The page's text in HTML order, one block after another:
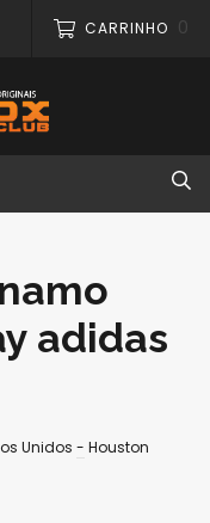
CARRINHO 0
adidas
Unidos - Houston